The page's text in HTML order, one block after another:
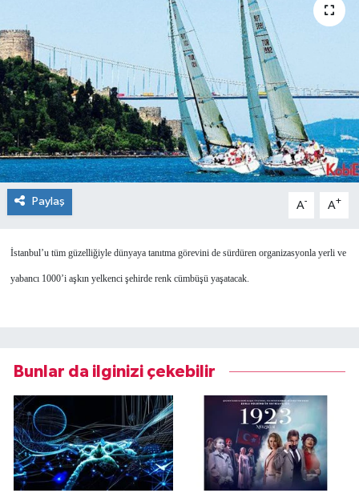
Paylaş A- A+
İstanbul’u tüm güzelliğiyle dünyaya tanıtma görevini de sürdüren organizasyonla yerli ve
yabancı 1000’i aşkın yelkenci şehirde renk cümbüşü yaşatacak.
Bunlar da ilginizi çekebilir
SÖYLEŞİ
ÜLKE
YAŞAM